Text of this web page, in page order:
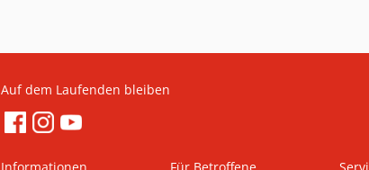
Auf dem Laufenden bleiben
Informationen Für Betroffene